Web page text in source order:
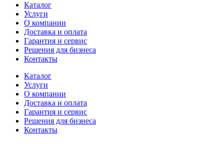
Каталог
Услуги
О компании
Доставка и оплата
Гарантия и сервис
Решения для бизнеса
Контакты
Каталог
Услуги
О компании
Доставка и оплата
Гарантия и сервис
Решения для бизнеса
Контакты